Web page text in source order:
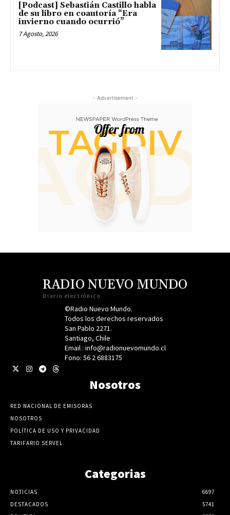
[Podcast] Sebastián Castillo habla
de su libro en coautoría “Era
invierno cuando ocurrió”
7 Agosto, 2026
- Advertisement -
RADIO NUEVO MUNDO
Diario electrónico
©Radio Nuevo Mundo.
Todos los derechos reservados
San Pablo 2271.
Santiago, Chile
Email : info@radionuevomundo.cl
Fono: 56 2 6883175
Nosotros
RED NACIONAL DE EMISORAS
NOSOTROS
POLÍTICA DE USO Y PRIVACIDAD
TARIFARIO SERVEL
Categorias
NOTICIAS
6697
DESTACADOS
5741